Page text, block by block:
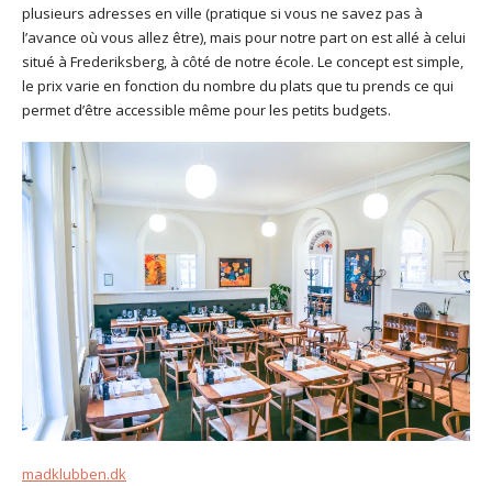
plusieurs adresses en ville (pratique si vous ne savez pas à
l’avance où vous allez être), mais pour notre part on est allé à celui
situé à Frederiksberg, à côté de notre école. Le concept est simple,
le prix varie en fonction du nombre du plats que tu prends ce qui
permet d’être accessible même pour les petits budgets.
madklubben.dk